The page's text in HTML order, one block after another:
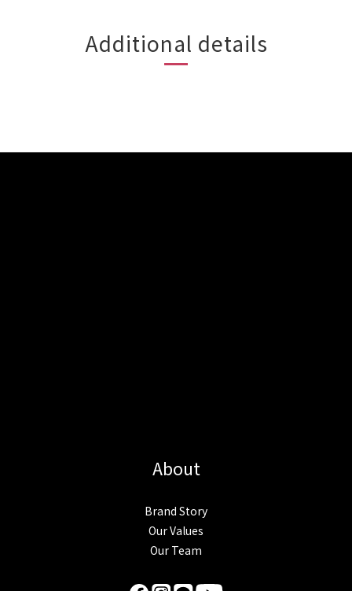
Additional details
About
Brand Story
Our Values
Our Team